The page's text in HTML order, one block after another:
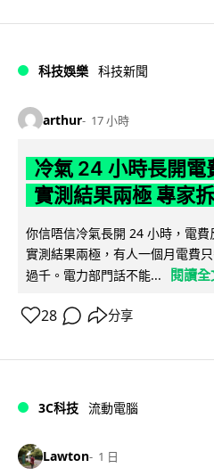
科技娛樂 科技新聞
arthur 17 小時
冷氣 24 小時長開電
實測結果兩極 專家
你信唔信冷氣長開 24 小時，電
實測結果兩極，有人一個月電費
過千。電力部門話不能...
閱讀全
28 分享
3C科技 流動電腦
Lawton 1 日